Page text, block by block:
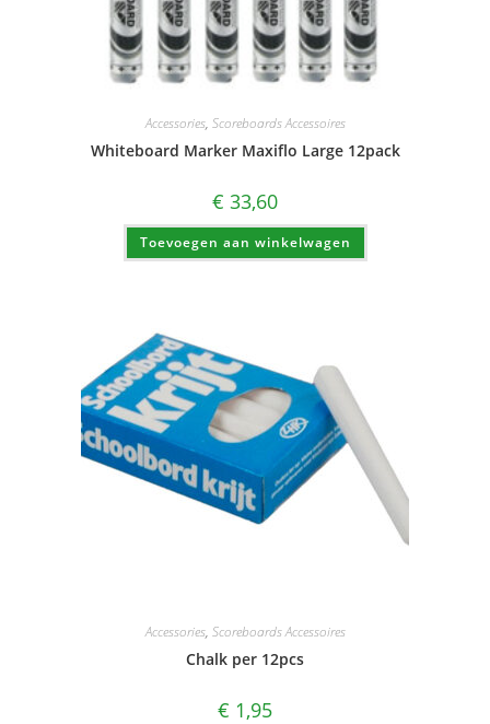
Accessories, Scoreboards Accessoires
Whiteboard Marker Maxiflo Large 12pack
€ 33,60
Toevoegen aan winkelwagen
Accessories, Scoreboards Accessoires
Chalk per 12pcs
€ 1,95